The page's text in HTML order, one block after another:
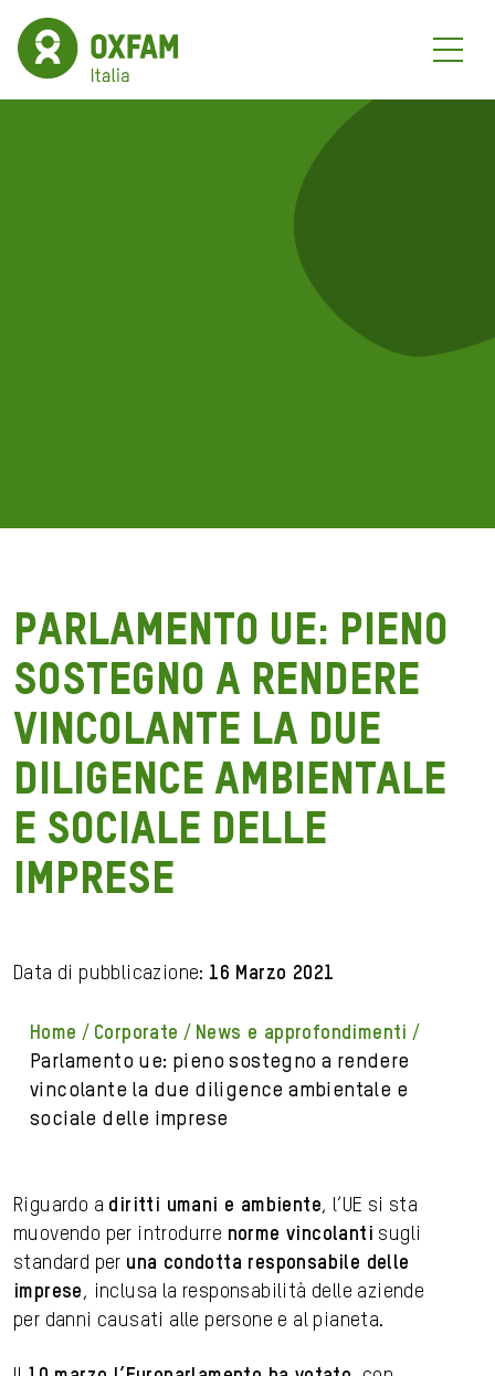
Parlamento UE: pieno
sostegno a rendere
vincolante la due
diligence ambientale
e sociale delle
imprese
Data di pubblicazione: 16 Marzo 2021
home / corporate / news e approfondimenti /
parlamento ue: pieno sostegno a rendere
vincolante la due diligence ambientale e
sociale delle imprese
Riguardo a diritti umani e ambiente, l’UE si sta
muovendo per introdurre norme vincolanti sugli
standard per una condotta responsabile delle
imprese, inclusa la responsabilità delle aziende
per danni causati alle persone e al pianeta.